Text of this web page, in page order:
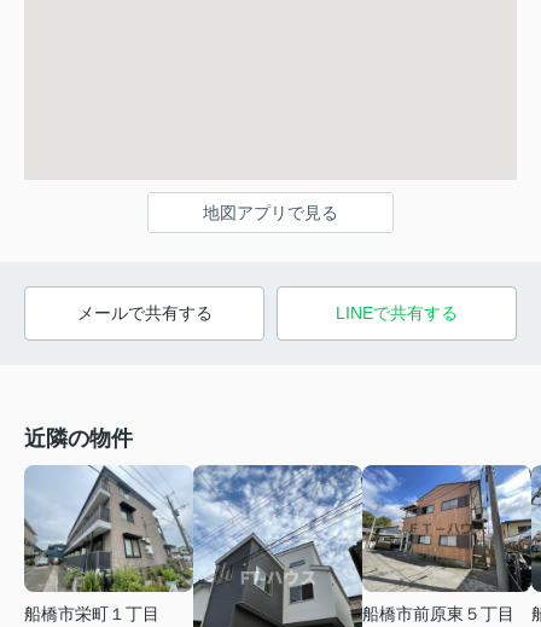
地図アプリで見る
メールで共有する LINEで共有する
近隣の物件
船橋市栄町１丁目
船橋市前原東５丁目